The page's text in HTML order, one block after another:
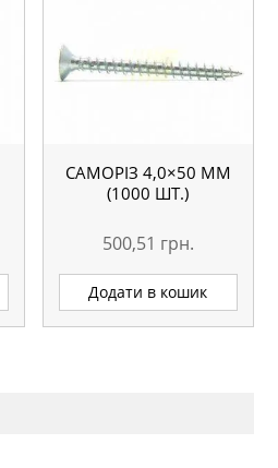
САМОРІЗ 4,0×50 ММ
(1000 ШТ.)
500,51 грн.
Додати в кошик